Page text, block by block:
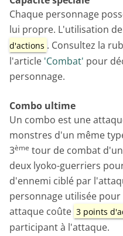
Chaque personnage
lui propre. L'utilisation
d'actions . Consultez la
l'article 'Combat' pour
personnage.
Combo ultime
Un combo est une
monstres d'un même
3ème tour de combat
deux lyoko-guerriers
d'ennemi ciblé par
personnage utilisée
attaque coûte 3 points
participant à l'attaque.